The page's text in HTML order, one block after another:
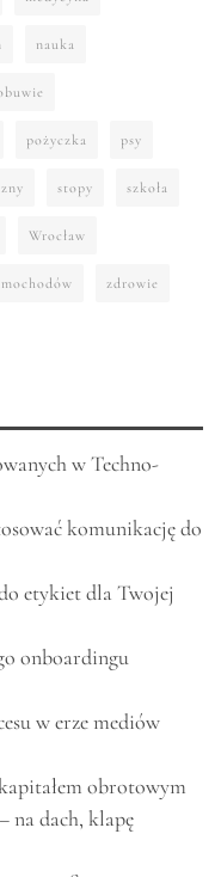
nauka
pożyczka psy
stopy szkoła
Wrocław
zdrowie
w Techno-
komunikację do
etykiet dla Twojej
onboardingu
w erze mediów
obrotowym
na dach, klapę